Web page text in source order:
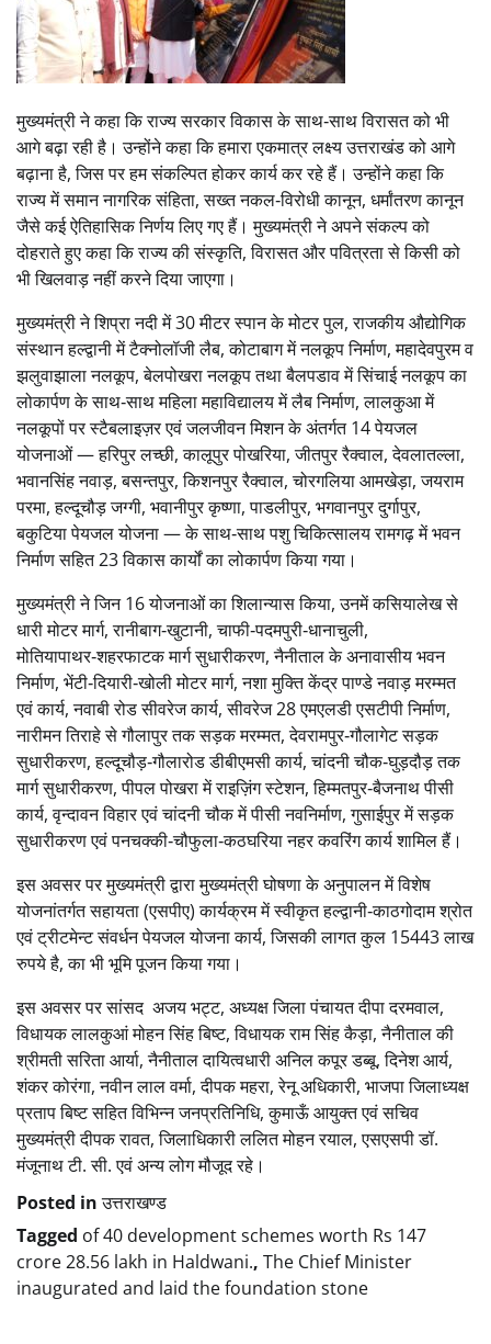
मुख्यमंत्री ने कहा कि राज्य सरकार विकास के साथ‑साथ विरासत को भी
आगे बढ़ा रही है। उन्होंने कहा कि हमारा एकमात्र लक्ष्य उत्तराखंड को आगे
बढ़ाना है, जिस पर हम संकल्पित होकर कार्य कर रहे हैं। उन्होंने कहा कि
राज्य में समान नागरिक संहिता, सख्त नकल‑विरोधी कानून, धर्मांतरण कानून
जैसे कई ऐतिहासिक निर्णय लिए गए हैं। मुख्यमंत्री ने अपने संकल्प को
दोहराते हुए कहा कि राज्य की संस्कृति, विरासत और पवित्रता से किसी को
भी खिलवाड़ नहीं करने दिया जाएगा।
मुख्यमंत्री ने शिप्रा नदी में 30 मीटर स्पान के मोटर पुल, राजकीय औद्योगिक
संस्थान हल्द्वानी में टैक्नोलॉजी लैब, कोटाबाग में नलकूप निर्माण, महादेवपुरम व
झलुवाझाला नलकूप, बेलपोखरा नलकूप तथा बैलपडाव में सिंचाई नलकूप का
लोकार्पण के साथ‑साथ महिला महाविद्यालय में लैब निर्माण, लालकुआ में
नलकूपों पर स्टैबलाइज़र एवं जलजीवन मिशन के अंतर्गत 14 पेयजल
योजनाओं — हरिपुर लच्छी, कालूपुर पोखरिया, जीतपुर रैक्वाल, देवलातल्ला,
भवानसिंह नवाड़, बसन्तपुर, किशनपुर रैक्वाल, चोरगलिया आमखेड़ा, जयराम
परमा, हल्दूचौड़ जग्गी, भवानीपुर कृष्णा, पाडलीपुर, भगवानपुर दुर्गापुर,
बकुटिया पेयजल योजना — के साथ‑साथ पशु चिकित्सालय रामगढ़ में भवन
निर्माण सहित 23 विकास कार्यों का लोकार्पण किया गया।
मुख्यमंत्री ने जिन 16 योजनाओं का शिलान्यास किया, उनमें कसियालेख से
धारी मोटर मार्ग, रानीबाग‑खुटानी, चाफी‑पदमपुरी‑धानाचुली,
मोतियापाथर‑शहरफाटक मार्ग सुधारीकरण, नैनीताल के अनावासीय भवन
निर्माण, भेंटी‑दियारी‑खोली मोटर मार्ग, नशा मुक्ति केंद्र पाण्डे नवाड़ मरम्मत
एवं कार्य, नवाबी रोड सीवरेज कार्य, सीवरेज 28 एमएलडी एसटीपी निर्माण,
नारीमन तिराहे से गौलापुर तक सड़क मरम्मत, देवरामपुर‑गौलागेट सड़क
सुधारीकरण, हल्दूचौड़‑गौलारोड डीबीएमसी कार्य, चांदनी चौक‑घुड़दौड़ तक
मार्ग सुधारीकरण, पीपल पोखरा में राइज़िंग स्टेशन, हिम्मतपुर‑बैजनाथ पीसी
कार्य, वृन्दावन विहार एवं चांदनी चौक में पीसी नवनिर्माण, गुसाईपुर में सड़क
सुधारीकरण एवं पनचक्की‑चौफुला‑कठघरिया नहर कवरिंग कार्य शामिल हैं।
इस अवसर पर मुख्यमंत्री द्वारा मुख्यमंत्री घोषणा के अनुपालन में विशेष
योजनांतर्गत सहायता (एसपीए) कार्यक्रम में स्वीकृत हल्द्वानी‑काठगोदाम श्रोत
एवं ट्रीटमेन्ट संवर्धन पेयजल योजना कार्य, जिसकी लागत कुल 15443 लाख
रुपये है, का भी भूमि पूजन किया गया।
इस अवसर पर सांसद अजय भट्ट, अध्यक्ष जिला पंचायत दीपा दरमवाल,
विधायक लालकुआं मोहन सिंह बिष्ट, विधायक राम सिंह कैड़ा, नैनीताल की
श्रीमती सरिता आर्या, नैनीताल दायित्वधारी अनिल कपूर डब्बू, दिनेश आर्य,
शंकर कोरंगा, नवीन लाल वर्मा, दीपक महरा, रेनू अधिकारी, भाजपा जिलाध्यक्ष
प्रताप बिष्ट सहित विभिन्न जनप्रतिनिधि, कुमाऊँ आयुक्त एवं सचिव
मुख्यमंत्री दीपक रावत, जिलाधिकारी ललित मोहन रयाल, एसएसपी डॉ.
मंजूनाथ टी. सी. एवं अन्य लोग मौजूद रहे।
Posted inउत्तराखण्ड
Tagged of 40 development schemes worth Rs 147
crore 28.56 lakh in Haldwani., The Chief Minister
inaugurated and laid the foundation stone